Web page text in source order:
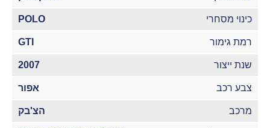
כינוי מסחרי POLO
רמת גימור GTI
שנת ייצור 2007
צבע רכב אפור
מרכב הצ'בק